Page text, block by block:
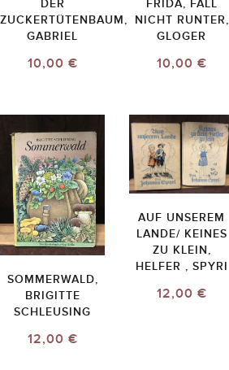
DER
ZUCKERTÜTENBAUM,
GABRIEL
10,00 €
FRIDA, FALL
NICHT RUNTER,
GLOGER
10,00 €
SOMMERWALD,
BRIGITTE
SCHLEUSING
12,00 €
AUF UNSEREM
LANDE/ KEINES
ZU KLEIN,
HELFER , SPYRI
12,00 €